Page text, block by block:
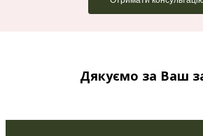
Дякуємо за Ваш